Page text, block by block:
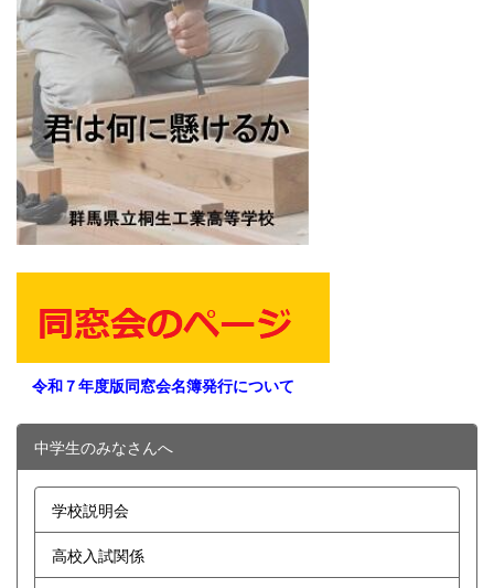
令和７年度版同窓会名簿発行について
中学生のみなさんへ
学校説明会
高校入試関係